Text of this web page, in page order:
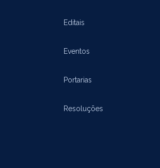
Editais
Eventos
Portarias
Resoluções